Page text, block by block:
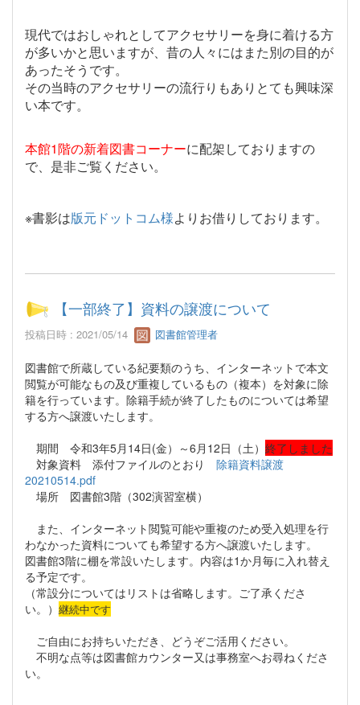
現代ではおしゃれとしてアクセサリーを身に着ける方
が多いかと思いますが、昔の人々にはまた別の目的が
あったそうです。
その当時のアクセサリーの流行りもありとても興味深
い本です。
本館1階の新着図書コーナーに配架しておりますの
で、是非ご覧ください。
※書影は版元ドットコム様よりお借りしております。
【一部終了】資料の譲渡について
投稿日時 : 2021/05/14 図書館管理者
図書館で所蔵している紀要類のうち、インターネットで本文
閲覧が可能なもの及び重複しているもの（複本）を対象に除
籍を行っています。除籍手続が終了したものについては希望
する方へ譲渡いたします。
期間 令和3年5月14日(金）～6月12日（土） 終了しました
対象資料 添付ファイルのとおり 除籍資料譲渡
20210514.pdf
場所 図書館3階（302演習室横）
また、インターネット閲覧可能や重複のため受入処理を行
わなかった資料についても希望する方へ譲渡いたします。
図書館3階に棚を常設いたします。内容は1か月毎に入れ替え
る予定です。
（常設分についてはリストは省略します。ご了承くださ
い。） 継続中です
ご自由にお持ちいただき、どうぞご活用ください。
不明な点等は図書館カウンター又は事務室へお尋ねくださ
い。